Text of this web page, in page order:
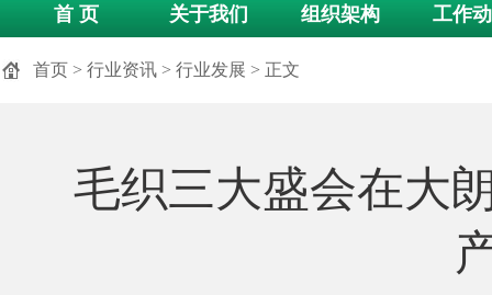
首 页 关于我们 组织架构 工作
首页 > 行业资讯 > 行业发展 > 正文
毛织三大盛会在大